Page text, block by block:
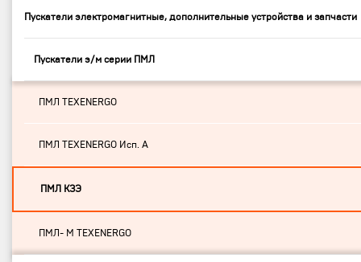
Пускатели электромагнитные, дополнительные устройства и запчасти
Пускатели э/м серии ПМЛ
ПМЛ TEXENERGO
ПМЛ TEXENERGO Исп. А
ПМЛ КЗЭ
ПМЛ- М TEXENERGO